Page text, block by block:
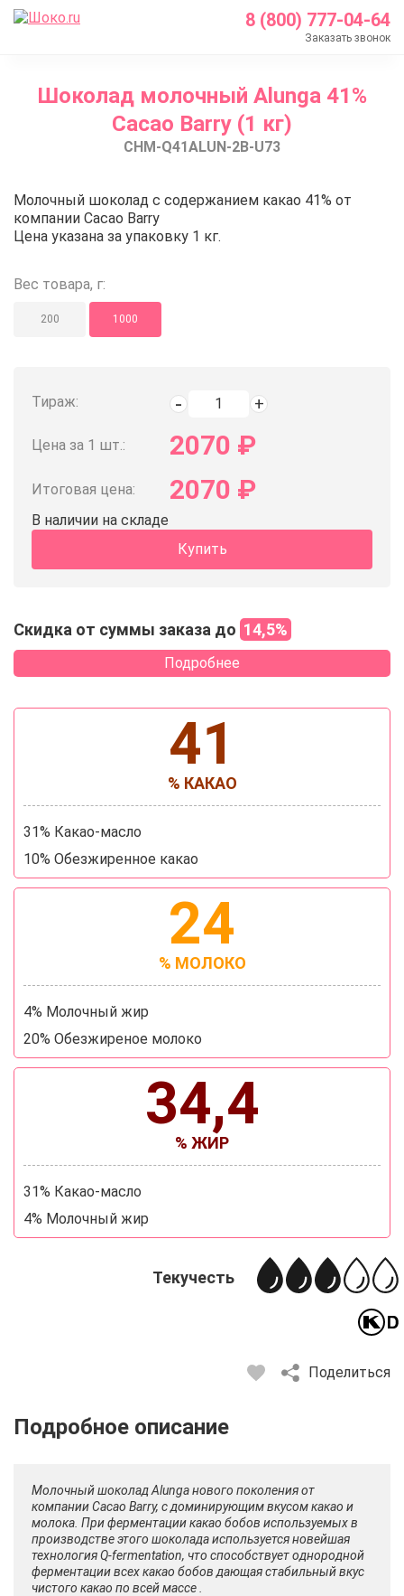
8 (800) 777-04-64
Заказать звонок
Каталог
Шоколад Barry Callebaut
Молочный шоколад
Шоколад молочный Alunga 41%
Cacao Barry (1 кг)
CHM-Q41ALUN-2B-U73
Шоколад молочный Alunga 41%
Молочный шоколад с содержанием какао 41% от
компании Cacao Barry
Цена указана за упаковку 1 кг.
Вес товара, г:
200 1000
Тираж:
Цена за 1 шт.: 2070 ₽
Итоговая цена: 2070 ₽
В наличии на складе
Купить
Скидка от суммы заказа до 14,5%
Подробнее
41
% КАКАО
31% Какао-масло
10% Обезжиренное какао
24
% МОЛОКО
4% Молочный жир
20% Обезжиреное молоко
34,4
% ЖИР
31% Какао-масло
4% Молочный жир
Текучесть
Поделиться
Описание Отзывы Рецепты
Молочный шоколад Alunga нового поколения от
компании Cacao Barry, с доминирующим вкусом какао и
молока. При ферментации какао бобов используемых в
производстве этого шоколада используется новейшая
технология Q-fermentation, что способствует однородной
ферментации всех какао бобов дающая стабильный вкус
чистого какао по всей массе .